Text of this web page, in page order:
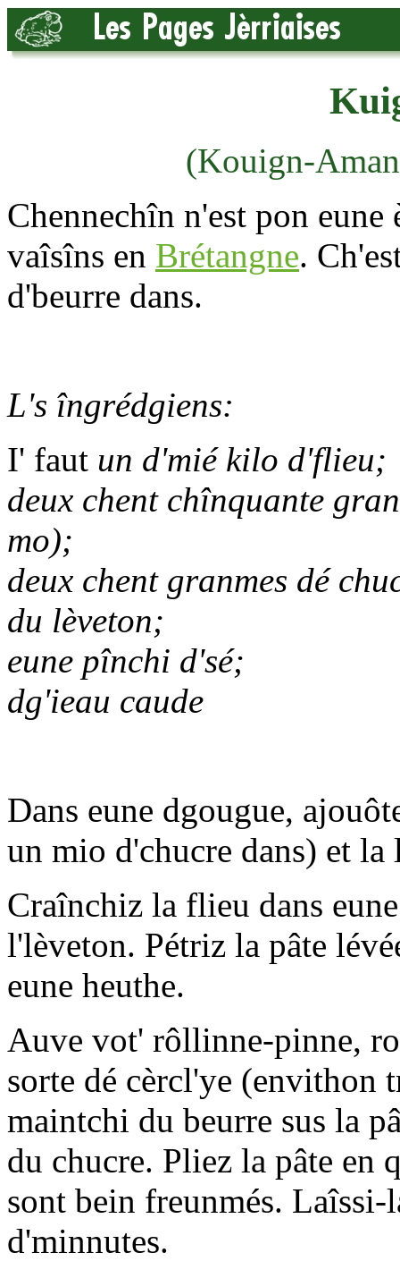
(Kouign-
Chennechîn n'est pon
vaîsîns en Brétangne.
d'beurre dans.
L's îngrédgiens:
I' faut un d'mié kilo d'flieu;
deux chent chînquante
mo);
deux chent granmes dé
du lèveton;
eune pînchi d'sé;
dg'ieau caude
Dans eune dgougue,
un mio d'chucre dans) et
Craînchiz la flieu dans
l'lèveton. Pétriz la pâte
eune heuthe.
Auve vot' rôllinne-pinne,
sorte dé cèrcl'ye (envithon
maintchi du beurre sus la
du chucre. Pliez la pâte en
sont bein freunmés.
d'minnutes.